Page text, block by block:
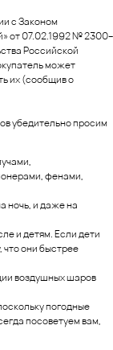
с Законом
от 07.02.1992 № 2300–
Российской
может
их (сообщив о
убедительно просим
фенами,
ночь, и даже на
и детям. Если дети
что они быстрее
воздушных шаров
погодные
посоветуем вам,